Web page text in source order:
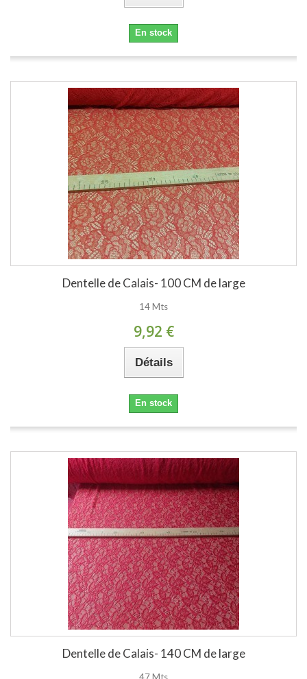
En stock
Dentelle de Calais- 100 CM de large
14 Mts
9,92 €
Détails
En stock
Dentelle de Calais- 140 CM de large